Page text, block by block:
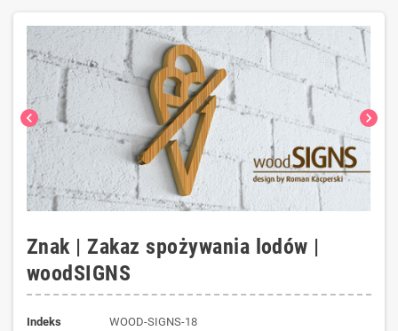
chevron_left chevron_right
Znak | Zakaz spożywania lodów |
woodSIGNS
Indeks
WOOD-SIGNS-18